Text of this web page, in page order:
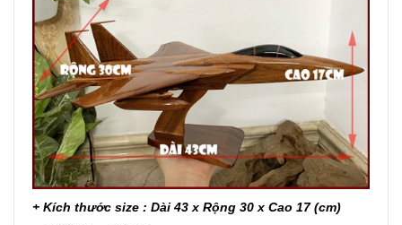
+ Kích thước size : Dài 43 x Rộng 30 x Cao 17 (cm)